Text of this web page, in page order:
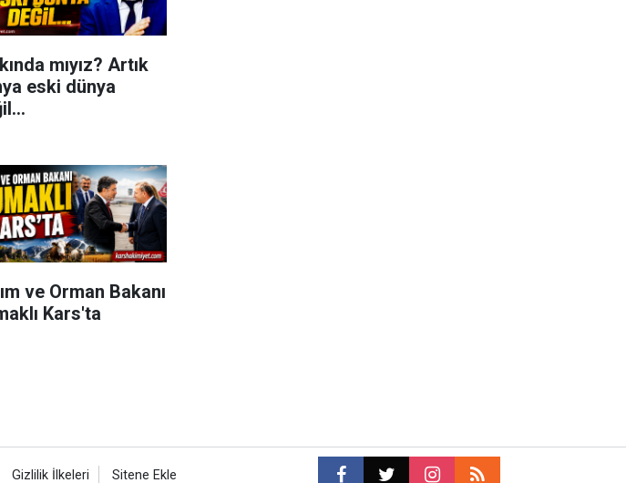
mıyız? Artık
eski dünya
ve Orman Bakanı
Kars'ta
Gizlilik İlkeleri Sitene Ekle